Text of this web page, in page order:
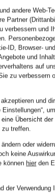
andere Web-
Partner
verbessern und
ID, Browser-
und
auf
zu verbessern
und
Übersicht
zu treffen.
oder
keine
können hier den
der Verwendung